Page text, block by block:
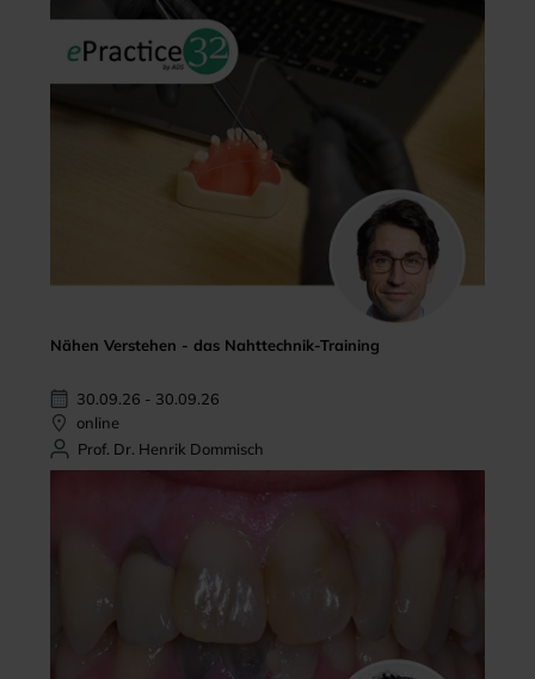
Nähen Verstehen - das Nahttechnik-Training
30.09.26 - 30.09.26
online
Prof. Dr. Henrik Dommisch